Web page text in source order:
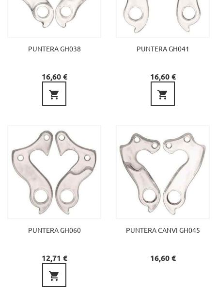
PUNTERA GH038
Preu
16,60 €

PUNTERA GH041
Preu
16,60 €

PUNTERA GH060
Preu
12,71 €

PUNTERA CANVI GH045
Preu
16,60 €